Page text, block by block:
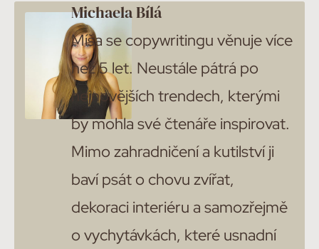
Michaela Bílá
Míša se copywritingu věnuje více
než 5 let. Neustále pátrá po
nejnovějších trendech, kterými
by mohla své čtenáře inspirovat.
Mimo zahradničení a kutilství ji
baví psát o chovu zvířat,
dekoraci interiéru a samozřejmě
o vychytávkách, které usnadní